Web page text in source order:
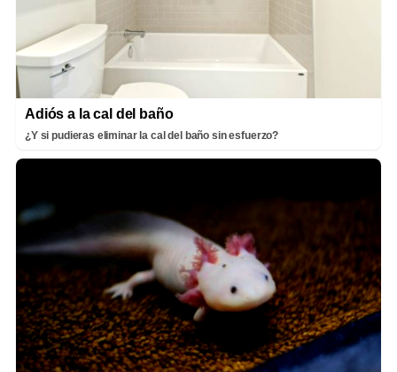
Adiós a la cal del baño
¿Y si pudieras eliminar la cal del baño sin esfuerzo?